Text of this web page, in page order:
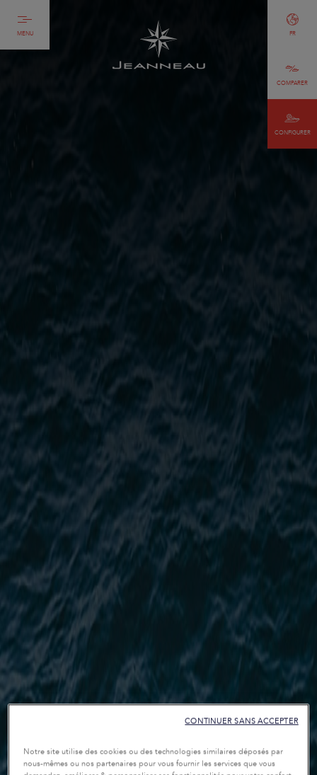
MENU
CONFIGURER
COMPARER
FR
Notre site utilise des cookies ou des technologies similaires déposés par
nous-mêmes ou nos partenaires pour vous fournir les services que vous
CONTINUER SANS ACCEPTER